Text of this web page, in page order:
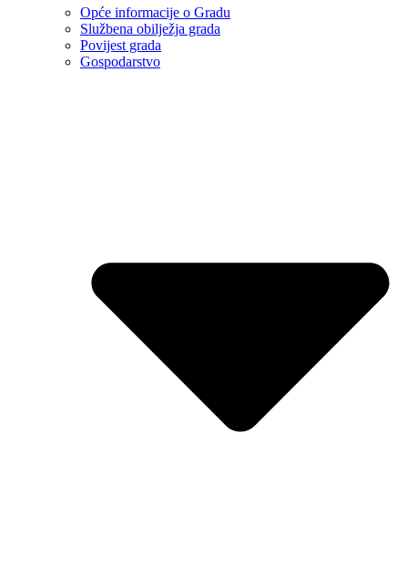
Opće informacije o Gradu
Službena obilježja grada
Povijest grada
Gospodarstvo